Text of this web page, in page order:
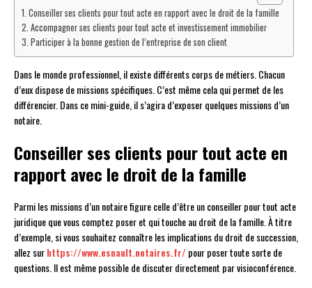
Conseiller ses clients pour tout acte en rapport avec le droit de la famille
Accompagner ses clients pour tout acte et investissement immobilier
Participer à la bonne gestion de l’entreprise de son client
Dans le monde professionnel, il existe différents corps de métiers. Chacun
d’eux dispose de missions spécifiques. C’est même cela qui permet de les
différencier. Dans ce mini-guide, il s’agira d’exposer quelques missions d’un
notaire.
Conseiller ses clients pour tout acte en
rapport avec le droit de la famille
Parmi les missions d’un notaire figure celle d’être un conseiller pour tout acte
juridique que vous comptez poser et qui touche au droit de la famille. À titre
d’exemple, si vous souhaitez connaître les implications du droit de succession,
allez surhttps://www.esnault.notaires.fr/ pour poser toute sorte de
questions. Il est même possible de discuter directement par visioconférence.